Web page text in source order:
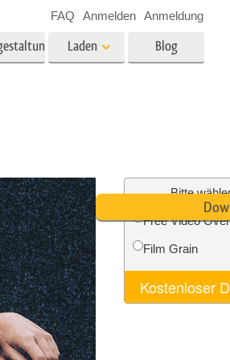
Foto-Restaurierung
Laden
Video-Overlays
Blog
FAQ Anmelden Anmeldung
Bitte
Free Video
Film Grain
Kostenloser